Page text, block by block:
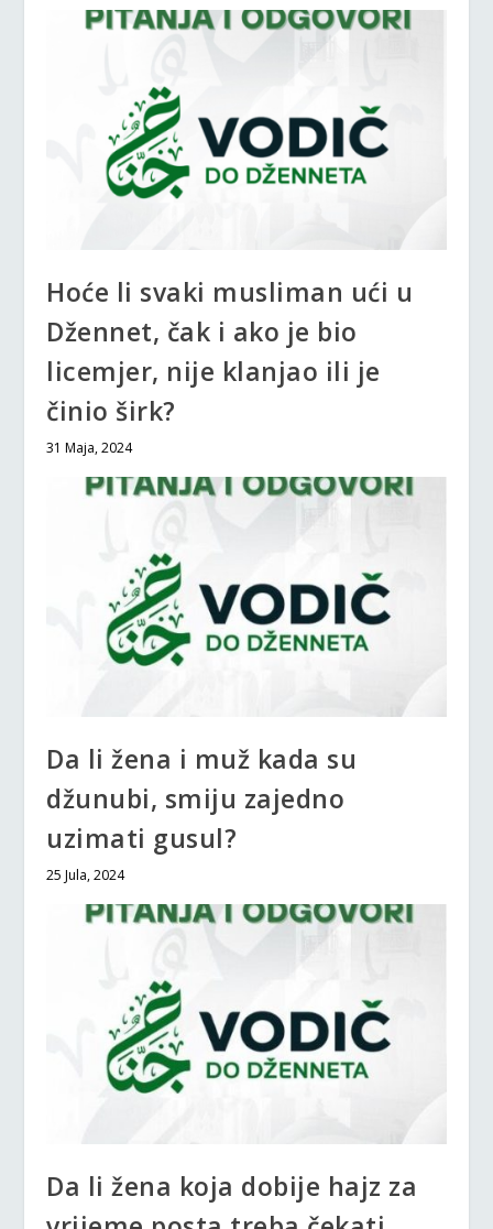
Hoće li svaki musliman ući u
Džennet, čak i ako je bio
licemjer, nije klanjao ili je
činio širk?
31 Maja, 2024
Da li žena i muž kada su
džunubi, smiju zajedno
uzimati gusul?
25 Jula, 2024
Da li žena koja dobije hajz za